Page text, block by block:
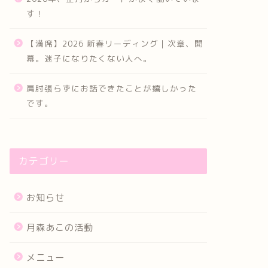
す！
【満席】2026 新春リーディング｜次章、開
幕。迷子になりたくない人へ。
肩肘張らずにお話できたことが嬉しかった
です。
カテゴリー
お知らせ
月森あこの活動
メニュー